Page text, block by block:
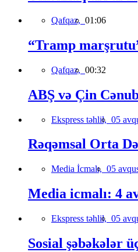
Qafqaz, 01:06
“Tramp
Qafqaz, 00:32
ABŞ və Çin
Ekspress təhlil, 05
Rəqəmsal Orta
Media İcmalı, 05
Media icmalı: 4
Ekspress təhlil, 05
Sosial şəbəkələr